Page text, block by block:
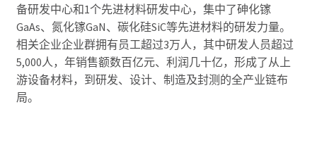
备研发中心和1个先进材料研发中心，集中了砷化镓
GaAs、氮化镓GaN、碳化硅SiC等先进材料的研发力量。
相关企业企业群拥有员工超过3万人，其中研发人员超过
5,000人，年销售额数百亿元、利润几十亿，形成了从上
游设备材料，到研发、设计、制造及封测的全产业链布
局。